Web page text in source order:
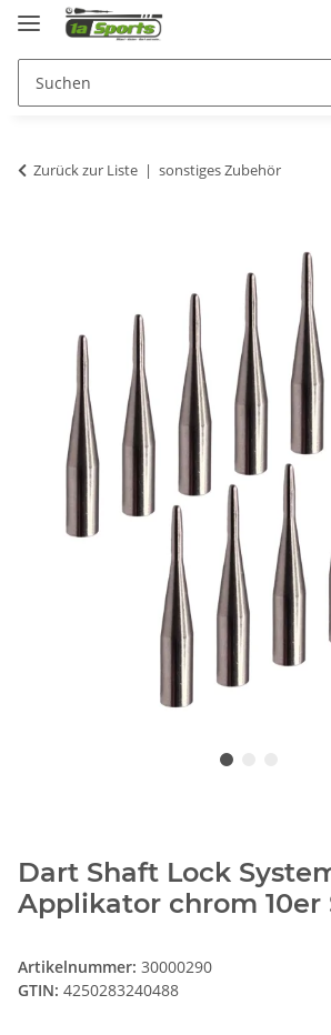
Zurück zur Liste sonstiges Zubehör
Dart Shaft Lock
Applikator chrom 10er
Artikelnummer: 30000290
GTIN: 4250283240488